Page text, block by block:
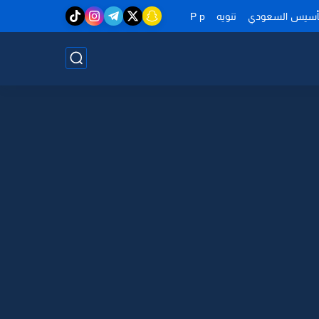
السعودي تنويه P p